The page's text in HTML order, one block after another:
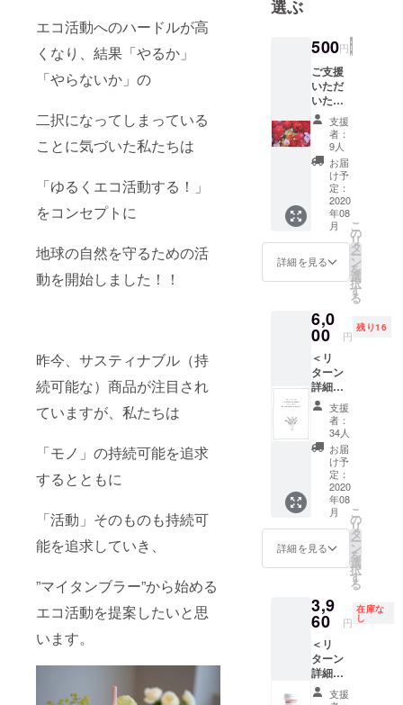
エコ活動へのハードルが高
くなり、結果「やるか」
「やらないか」の
二択になってしまっている
ことに気づいた私たちは
「ゆるくエコ活動する！」
をコンセプトに
地球の自然を守るための活
動を開始しました！！
昨今、サスティナブル（持
続可能な）商品が注目され
ていますが、私たちは
「モノ」の持続可能を追求
するとともに
「活動」そのものも持続可
能を追求していき、
”マイタンブラー”から始める
エコ活動を提案したいと思
います。
タート🌈
持続可能
な エコを始
めよう🌿
Produced by
@ceo.mukai
選ぶ
500円
ご支援
いただ
いたお
礼に、
「向井
ゆきデ
ザイ
ン！ゆ
るエコ
オリジ
ナル待
受画像
（１
枚）」
をメー
ルにて
しま
す。 ※
オリジ
ナル待
受画像
はA〜D
のう
ち、1枚
お選び
いただ
けま
す。 オ
プショ
ンより
お好き
な画像
を選択
け不
要」を
選択さ
れた場
合、当
画像の
ご送付
支援
者：
9人
お届
け予
定：
2020
年08
月
詳細を見る
こ
の
リ
タ
ー
ン
を
選
択
す
る
6,0
00 円
残り16
＜リ
ターン
詳細＞
・ゆる
エコ完
全オリ
ジナ
ル！向
井ゆき
書き下
ろしイ
ラスト
×１枚
・向井
ゆきデ
ザイ
るエコ
オリジ
ナル待
受画像
×１枚 ■
国内送
料・消
支援
者：
34人
お届
け予
定：
2020
年08
月
詳細を見る
こ
の
リ
タ
ー
ン
を
選
択
す
る
3,9
60 円
在庫な
し
＜リ
ターン
詳細＞
・stojo
× ゆる
支援